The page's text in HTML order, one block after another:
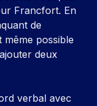
Francfort. En
de
même possible
deux
verbal avec